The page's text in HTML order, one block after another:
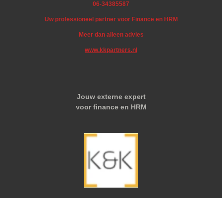
06-34385587
Uw professioneel partner voor Finance en HRM
Meer dan alleen advies
www.kkpartners.nl
Jouw externe expert
voor finance en HRM